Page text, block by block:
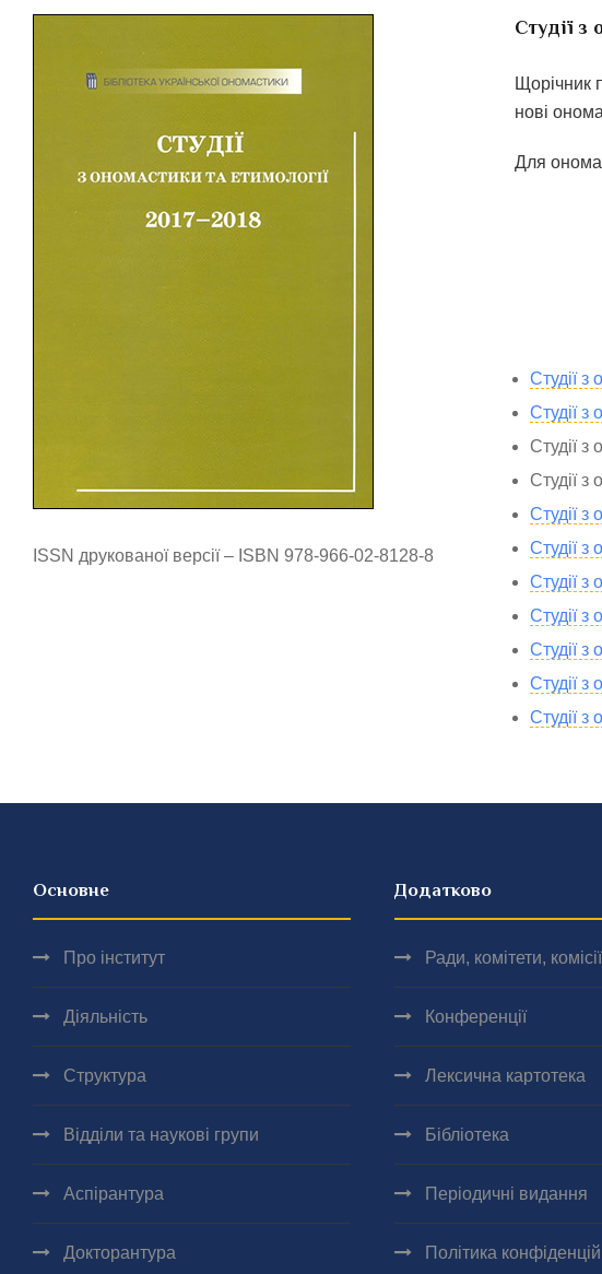
ISSN друкованої версії – ISBN 978-966-02-8128-8
Студії з
Щорічник
нові
Для
Студії
Студії
Студії
Студії
Студії
Студії
Студії
Студії
Студії
Студії
Студії
Основне
Про інститут
Діяльність
Структура
Відділи та наукові групи
Аспірантура
Докторантура
Додатково
Ради, комітети, комісії
Конференції
Лексична картотека
Бібліотека
Періодичні видання
Політика